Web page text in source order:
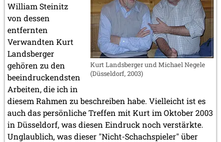
Kurt Landsberger und Michael Negele
(Düsseldorf, 2003)
William Steinitz
von dessen
entfernten
Verwandten Kurt
Landsberger
gehören zu den
beeindruckendsten
Arbeiten, die ich in
diesem Rahmen zu beschreiben habe. Vielleicht ist es
auch das persönliche Treffen mit Kurt im Oktober 2003
in Düsseldorf, was diesen Eindruck noch verstärkte.
Unglaublich, was dieser "Nicht-Schachspieler" über